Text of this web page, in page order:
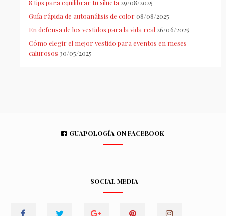
8 tips para equilibrar tu silueta 29/08/2025
Guía rápida de autoanálisis de color 08/08/2025
En defensa de los vestidos para la vida real 26/06/2025
Cómo elegir el mejor vestido para eventos en meses
calurosos 30/05/2025
GUAPOLOGÍA ON FACEBOOK
SOCIAL MEDIA